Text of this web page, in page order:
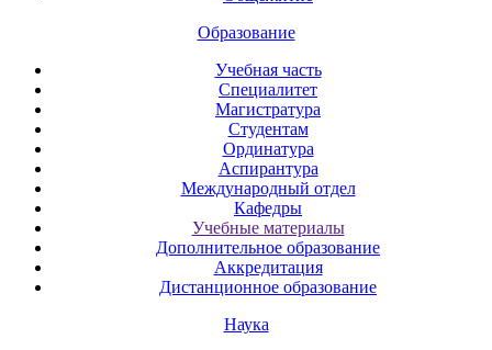
Образование
Учебная часть
Специалитет
Магистратура
Студентам
Ординатура
Аспирантура
Международный отдел
Кафедры
Учебные материалы
Дополнительное образование
Аккредитация
Дистанционное образование
Наука